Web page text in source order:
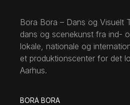
Bora Bora – Dans og Visuelt
dans og scenekunst fra ind-
lokale, nationale og
et produktionscenter for det
Aarhus.
BORA BORA